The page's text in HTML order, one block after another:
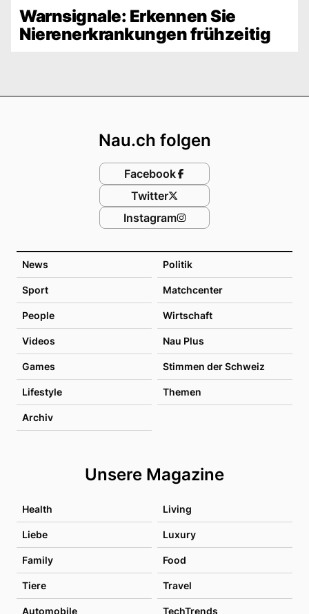
Warnsignale: Erkennen Sie
Nierenerkrankungen frühzeitig
News Politik
Sport Matchcenter
People Wirtschaft
Videos Nau Plus
Games Stimmen der Schweiz
Lifestyle Themen
Archiv
Unsere Magazine
Health Living
Liebe Luxury
Family Food
Tiere Travel
Automobile TechTrends
Nau.ch folgen
Facebook
Twitter
Instagram